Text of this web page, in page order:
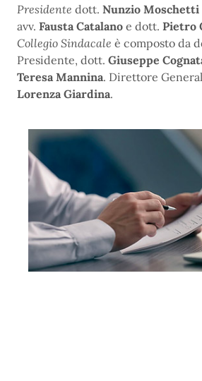
Presidente dott. Nunzio Moschetti
avv. Fausta Catalano e dott. Pietro
Collegio Sindacale è composto da
Presidente, dott. Giuseppe
Teresa Mannina. Direttore
Lorenza Giardina.